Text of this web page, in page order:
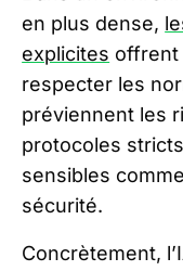
en plus dense,
explicites offrent
respecter les
préviennent les
protocoles
sensibles
sécurité.
Concrètement,